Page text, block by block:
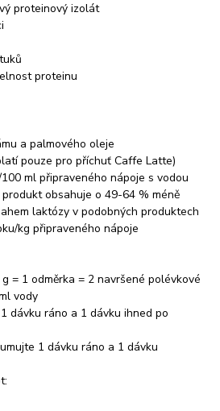
proteinový izolát
proteinu
a palmového oleje
pouze pro příchuť Caffe Latte)
ml připraveného nápoje s vodou
obsahuje o 49-64 % méně
laktózy v podobných produktech
kg připraveného nápoje
= 1 odměrka = 2 navršené polévkové
vody
dávku ráno a 1 dávku ihned po
1 dávku ráno a 1 dávku